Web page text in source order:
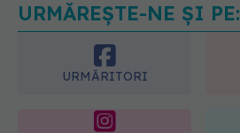
URMĂREȘTE-NE ȘI PE:
URMĂRITORI